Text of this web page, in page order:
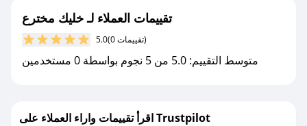
تقييمات العملاء لـ خليك مخترع
5.0 (0 تقييمات)
متوسط التقييم: 5.0 من 5 نجوم بواسطة 0 مستخدمين
اقرأ تقييمات واراء العملاء على Trustpilot